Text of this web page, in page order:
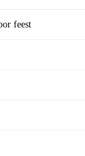
feest